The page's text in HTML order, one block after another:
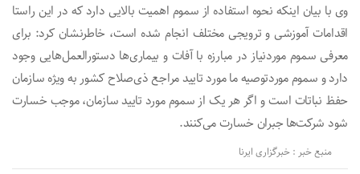
وی با بیان اینکه نحوه استفاده از سموم اهمیت بالایی دارد که در این راستا
اقدامات آموزشی و ترویجی مختلف انجام شده است، خاطرنشان کرد: برای
معرفی سموم موردنیاز در مبارزه با آفات و بیماری‌ها دستورالعمل‌هایی وجود
دارد و سموم موردتوصیه ما مورد تایید مراجع ذی‌صلاح کشور به ویژه سازمان
حفظ نباتات است و اگر هر یک از سموم مورد تایید سازمان، موجب خسارت
شود شرکت‌ها جبران خسارت می‌کنند.
منبع خبر : خبرگزاری ایرنا